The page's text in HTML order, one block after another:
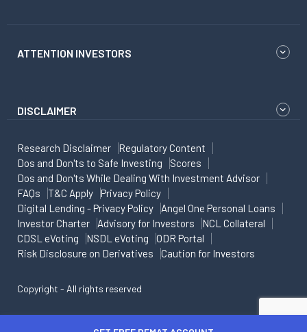
ATTENTION INVESTORS
DISCLAIMER
Research Disclaimer
Regulatory Content
Dos and Don'ts to Safe Investing
Scores
Dos and Don'ts While Dealing With Investment Advisor
FAQs
T&C Apply
Privacy Policy
Digital Lending - Privacy Policy
Angel One Personal Loans
Investor Charter
Advisory for Investors
NCL Collateral
CDSL eVoting
NSDL eVoting
ODR Portal
Risk Disclosure on Derivatives
Caution for Investors
Copyright - All rights reserved